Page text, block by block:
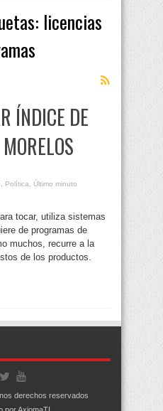
licencias
ÍNDICE DE
, Política, Último minuto
tocar, utiliza sistemas
de programas de
muchos, recurre a la
de los productos.
derechos reservados